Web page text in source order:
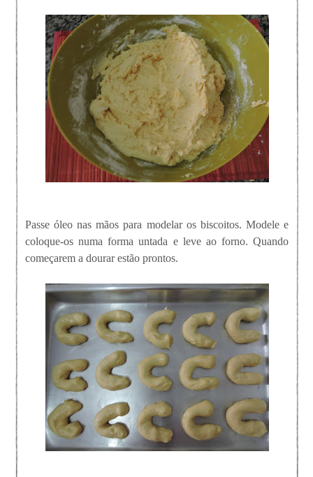
Passe óleo nas mãos para modelar os biscoitos. Modele e
coloque-os numa forma untada e leve ao forno. Quando
começarem a dourar estão prontos.